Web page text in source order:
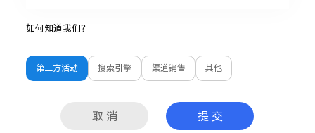
如何知道我们？
第三方活动 搜索引擎 渠道销售 其他
提 交
取 消